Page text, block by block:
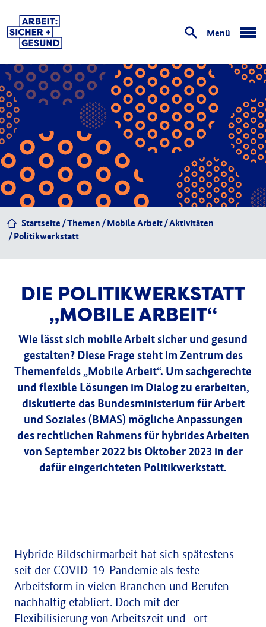
Menü
Startseite Themen Mobile Arbeit
Aktivitäten
Politikwerkstatt
DIE POLITIKWERKSTATT
„MOBILE ARBEIT“
Wie lässt sich mobile Arbeit sicher und gesund
gestalten? Diese Frage steht im Zentrum des
Themenfelds „Mobile Arbeit“. Um sachgerechte
und flexible Lösungen im Dialog zu erarbeiten,
diskutierte das Bundesministerium für Arbeit
und Soziales (BMAS) mögliche Anpassungen
des rechtlichen Rahmens für hybrides Arbeiten
von September 2022 bis Oktober 2023 in der
dafür eingerichteten Politikwerkstatt.
Hybride Bildschirmarbeit hat sich spätestens
seit der COVID-19-Pandemie als feste
Arbeitsform in vielen Branchen und Berufen
nachhaltig etabliert. Doch mit der
Flexibilisierung von Arbeitszeit und -ort